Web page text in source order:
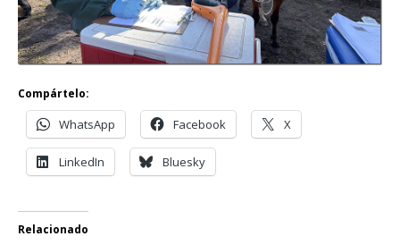
Compártelo:
WhatsApp Facebook X
LinkedIn Bluesky
Relacionado